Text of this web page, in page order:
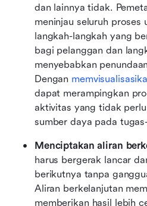
dan lainnya tidak.
meninjau seluruh
langkah-langkah yang
bagi pelanggan dan
menyebabkan
Dengan
dapat merampingkan
aktivitas yang tidak
sumber daya pada
Menciptakan aliran
harus bergerak lancar
berikutnya tanpa
Aliran berkelanjutan
memberikan hasil lebih